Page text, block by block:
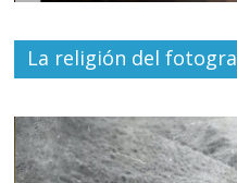
La religión del